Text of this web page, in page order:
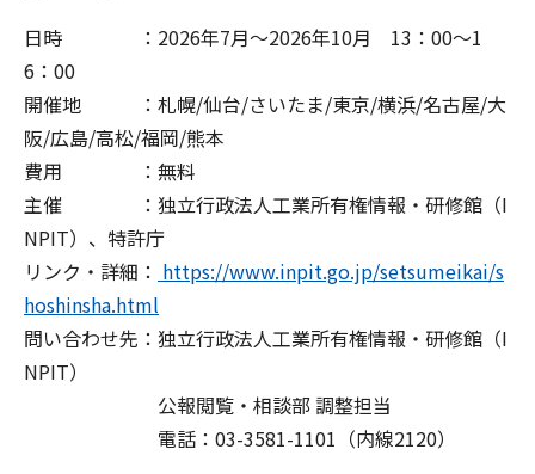
日時 ：2026年7月～2026年10月 13：00～1
6：00
開催地 ：札幌/仙台/さいたま/東京/横浜/名古屋/大
阪/広島/高松/福岡/熊本
費用 ：無料
主催 ：独立行政法人工業所有権情報・研修館（I
NPIT）、特許庁
リンク・詳細： https://www.inpit.go.jp/setsumeikai/s
hoshinsha.html
問い合わせ先：独立行政法人工業所有権情報・研修館（I
NPIT）
公報閲覧・相談部 調整担当
電話：03-3581-1101（内線2120）